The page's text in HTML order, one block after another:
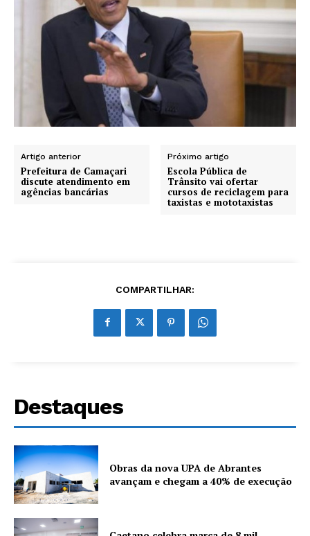
Artigo anterior
Prefeitura de Camaçari
discute atendimento em
agências bancárias
Próximo artigo
Escola Pública de
Trânsito vai ofertar
cursos de reciclagem para
taxistas e mototaxistas
COMPARTILHAR:
Destaques
Obras da nova UPA de Abrantes
avançam e chegam a 40% de execução